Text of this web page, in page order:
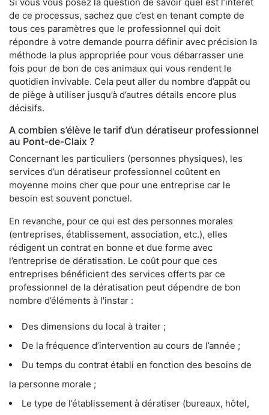
Si vous vous posez la question de savoir quel est l’intérêt
de ce processus, sachez que c’est en tenant compte de
tous ces paramètres que le professionnel qui doit
répondre à votre demande pourra définir avec précision la
méthode la plus appropriée pour vous débarrasser une
fois pour de bon de ces animaux qui vous rendent le
quotidien invivable. Cela peut aller du nombre d’appât ou
de piège à utiliser jusqu’à d’autres détails encore plus
décisifs.
A combien s’élève le tarif d’un dératiseur professionnel
au Pont-de-Claix ?
Concernant les particuliers (personnes physiques), les
services d’un dératiseur professionnel coûtent en
moyenne moins cher que pour une entreprise car le
besoin est souvent ponctuel.
En revanche, pour ce qui est des personnes morales
(entreprises, établissement, association, etc.), elles
rédigent un contrat en bonne et due forme avec
l’entreprise de dératisation. Le coût pour que ces
entreprises bénéficient des services offerts par ce
professionnel de la dératisation peut dépendre de bon
nombre d’éléments à l'instar :
Des dimensions du local à traiter ;
De la fréquence d’intervention au cours de l’année ;
Du temps du contrat établi en fonction des besoins de
la personne morale ;
Le type de l’établissement à dératiser (bureaux, hôtel,